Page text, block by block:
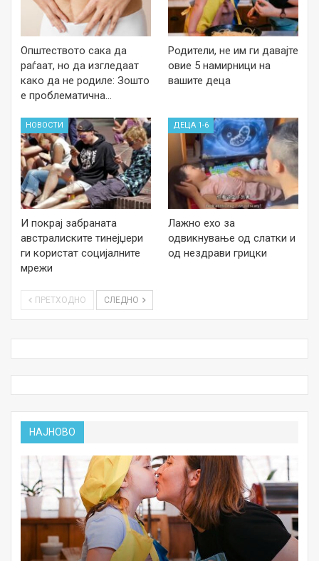
Општеството сака да
раѓаат, но да изгледаат
како да не родиле: Зошто
е проблематична…
Родители, не им ги давајте
овие 5 намирници на
вашите деца
НОВОСТИ
И покрај забраната
австралиските тинејџери
ги користат социјалните
мрежи
ДЕЦА 1-6
Лажно ехо за
одвикнување од слатки и
од нездрави грицки
ПРЕТХОДНО СЛЕДНО
НАЈНОВО